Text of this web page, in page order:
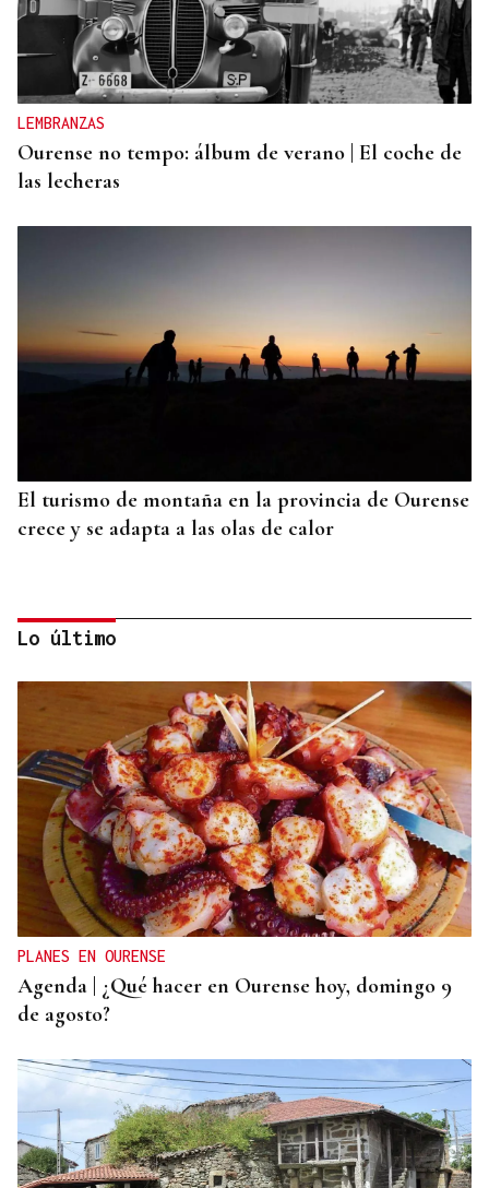
LEMBRANZAS
Ourense no tempo: álbum de verano | El coche de
las lecheras
El turismo de montaña en la provincia de Ourense
crece y se adapta a las olas de calor
POLOS RÍOS E MONTAÑAS DE OURENSE
A Ribeira Sacra, flora e fauna nas ribeiras miñota
e siliense
Lo último
PLANES EN OURENSE
Agenda | ¿Qué hacer en Ourense hoy, domingo 9
de agosto?